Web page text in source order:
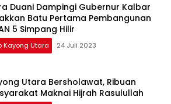
Duani Dampingi Gubernur Kalbar
Batu Pertama Pembangunan
5 Simpang Hilir
Kayong Utara 24 Juli 2023
Utara Bersholawat, Ribuan
Maknai Hijrah Rasulullah